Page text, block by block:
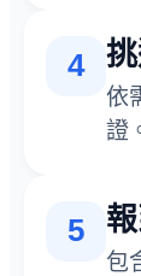
4
依
證
5
包